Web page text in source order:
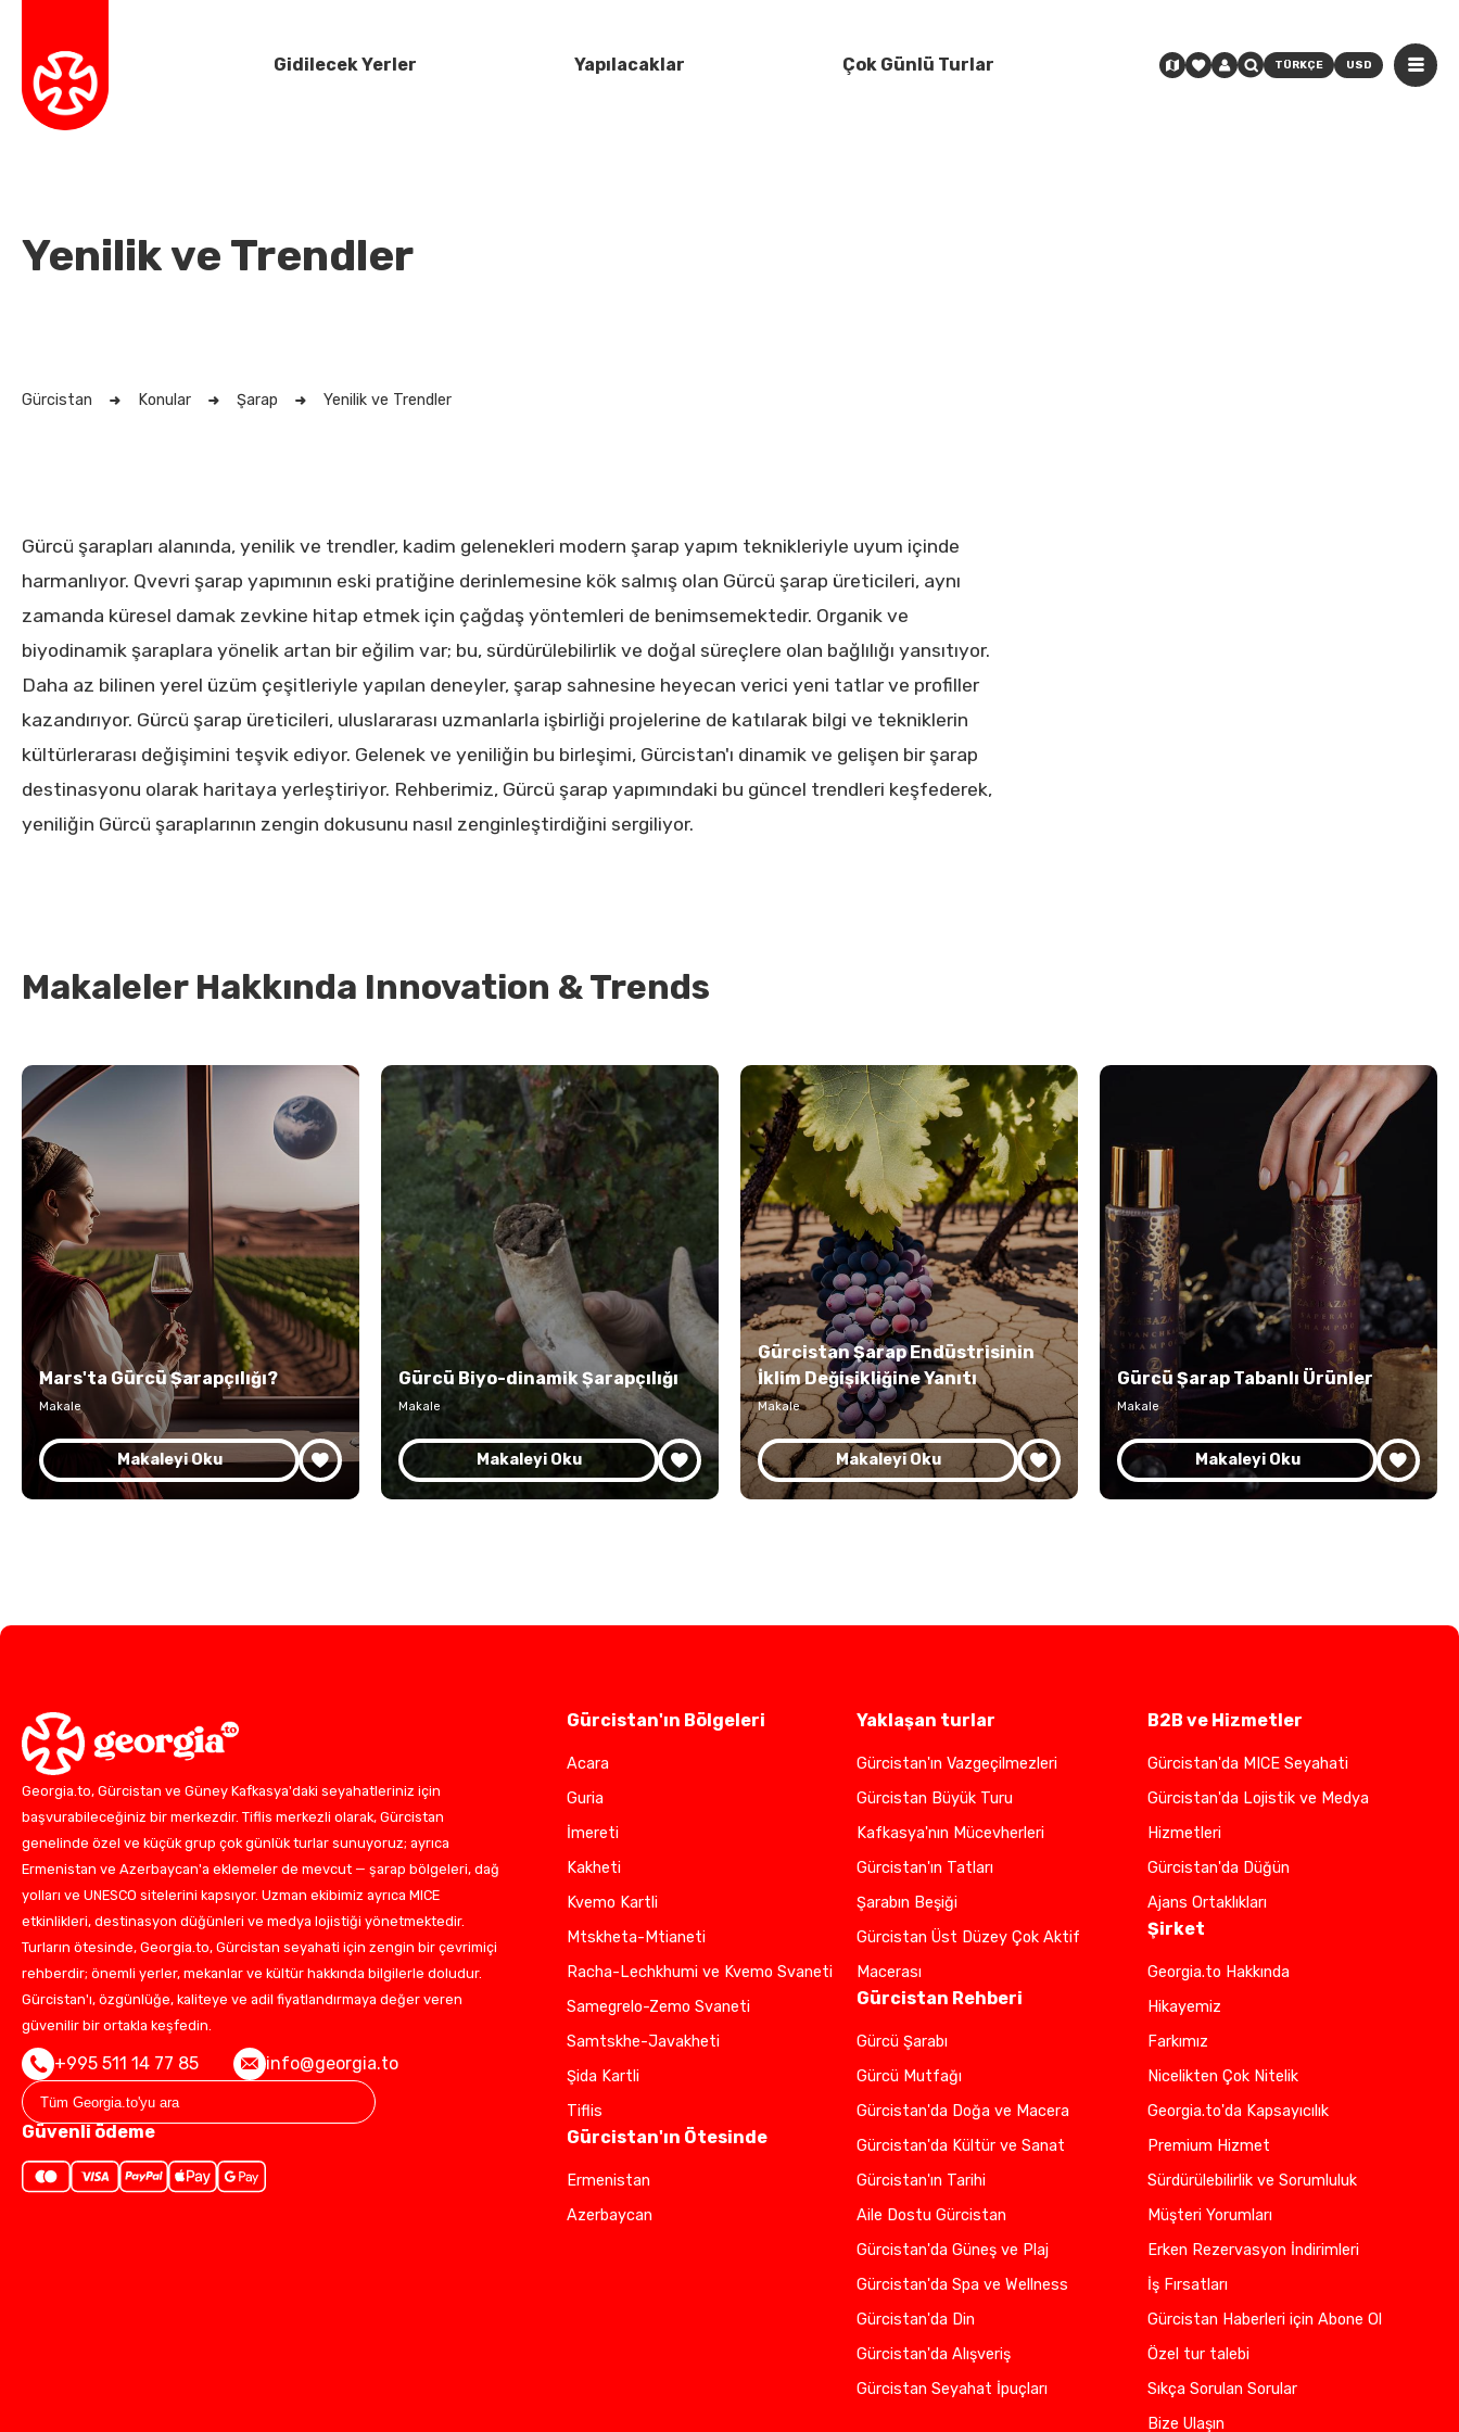
Gidilecek Yerler Yapılacaklar Çok Günlü Turlar TÜRKÇE USD
Yenilik ve Trendler
Gürcistan Konular Şarap Yenilik ve Trendler
Gürcü şarapları alanında, yenilik ve trendler, kadim gelenekleri modern şarap yapım teknikleriyle uyum içinde
harmanlıyor. Qvevri şarap yapımının eski pratiğine derinlemesine kök salmış olan Gürcü şarap üreticileri, aynı
zamanda küresel damak zevkine hitap etmek için çağdaş yöntemleri de benimsemektedir. Organik ve
biyodinamik şaraplara yönelik artan bir eğilim var; bu, sürdürülebilirlik ve doğal süreçlere olan bağlılığı yansıtıyor.
Daha az bilinen yerel üzüm çeşitleriyle yapılan deneyler, şarap sahnesine heyecan verici yeni tatlar ve profiller
kazandırıyor. Gürcü şarap üreticileri, uluslararası uzmanlarla işbirliği projelerine de katılarak bilgi ve tekniklerin
kültürlerarası değişimini teşvik ediyor. Gelenek ve yeniliğin bu birleşimi, Gürcistan'ı dinamik ve gelişen bir şarap
destinasyonu olarak haritaya yerleştiriyor. Rehberimiz, Gürcü şarap yapımındaki bu güncel trendleri keşfederek,
yeniliğin Gürcü şaraplarının zengin dokusunu nasıl zenginleştirdiğini sergiliyor.
Makaleler Hakkında Innovation & Trends
Mars'ta Gürcü Şarapçılığı?
Makale
Makaleyi Oku
Gürcü Biyo-dinamik Şarapçılığı
Makale
Makaleyi Oku
Gürcistan Şarap Endüstrisinin
İklim Değişikliğine Yanıtı
Makale
Makaleyi Oku
Gürcü Şarap Tabanlı Ürünler
Makale
Makaleyi Oku
Georgia.to, Gürcistan ve Güney Kafkasya'daki seyahatleriniz için
başvurabileceğiniz bir merkezdir. Tiflis merkezli olarak, Gürcistan
genelinde özel ve küçük grup çok günlük turlar sunuyoruz; ayrıca
Ermenistan ve Azerbaycan'a eklemeler de mevcut — şarap bölgeleri, dağ
yolları ve UNESCO sitelerini kapsıyor. Uzman ekibimiz ayrıca MICE
etkinlikleri, destinasyon düğünleri ve medya lojistiği yönetmektedir.
Turların ötesinde, Georgia.to, Gürcistan seyahati için zengin bir çevrimiçi
rehberdir; önemli yerler, mekanlar ve kültür hakkında bilgilerle doludur.
Gürcistan'ı, özgünlüğe, kaliteye ve adil fiyatlandırmaya değer veren
güvenilir bir ortakla keşfedin.
+995 511 14 77 85 info@georgia.to
Güvenli ödeme
Gürcistan'ın Bölgeleri
Acara
Guria
İmereti
Kakheti
Kvemo Kartli
Mtskheta-Mtianeti
Racha-Lechkhumi ve Kvemo Svaneti
Samegrelo-Zemo Svaneti
Samtskhe-Javakheti
Şida Kartli
Tiflis
Gürcistan'ın Ötesinde
Ermenistan
Azerbaycan
Yaklaşan turlar
Gürcistan'ın Vazgeçilmezleri
Gürcistan Büyük Turu
Kafkasya'nın Mücevherleri
Gürcistan'ın Tatları
Şarabın Beşiği
Gürcistan Üst Düzey Çok Aktif
Macerası
Gürcistan Rehberi
Gürcü Şarabı
Gürcü Mutfağı
Gürcistan'da Doğa ve Macera
Gürcistan'da Kültür ve Sanat
Gürcistan'ın Tarihi
Aile Dostu Gürcistan
Gürcistan'da Güneş ve Plaj
Gürcistan'da Spa ve Wellness
Gürcistan'da Din
Gürcistan'da Alışveriş
Gürcistan Seyahat İpuçları
B2B ve Hizmetler
Gürcistan'da MICE Seyahati
Gürcistan'da Lojistik ve Medya
Hizmetleri
Gürcistan'da Düğün
Ajans Ortaklıkları
Şirket
Georgia.to Hakkında
Hikayemiz
Farkımız
Nicelikten Çok Nitelik
Georgia.to'da Kapsayıcılık
Premium Hizmet
Sürdürülebilirlik ve Sorumluluk
Müşteri Yorumları
Erken Rezervasyon İndirimleri
İş Fırsatları
Gürcistan Haberleri için Abone Ol
Özel tur talebi
Sıkça Sorulan Sorular
Bize Ulaşın